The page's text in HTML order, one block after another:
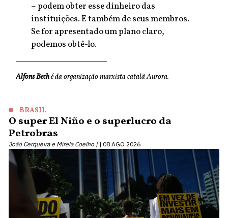
– podem obter esse dinheiro das
instituições. E também de seus membros.
Se for apresentado um plano claro,
podemos obtê-lo.
Alfons Beché da organização marxista catalã Aurora.
BRASIL
O super El Niño e o superlucro da
Petrobras
João Cerqueira e Mirela Coelho | 08 AGO 2026